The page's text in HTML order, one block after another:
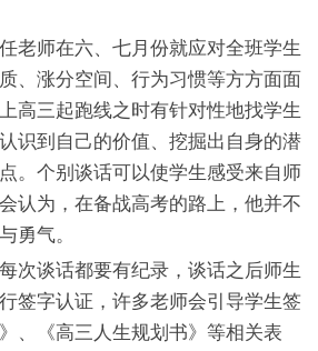
师在六、七月份就应对全班学生
、涨分空间、行为习惯等方方面面
高三起跑线之时有针对性地找学生
识到自己的价值、挖掘出自身的潜
。个别谈话可以使学生感受来自师
认为，在备战高考的路上，他并不
勇气。
谈话都要有纪录，谈话之后师生
签字认证，许多老师会引导学生签
、《高三人生规划书》等相关表